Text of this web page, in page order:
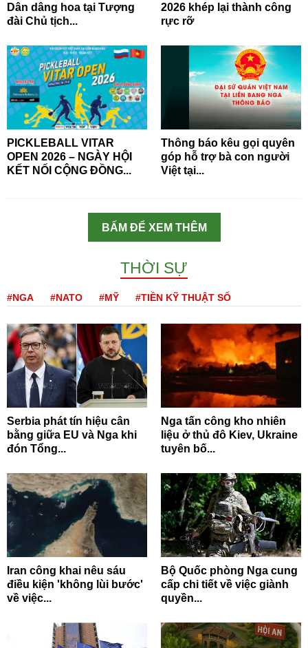
Dân dâng hoa tại Tượng
đài Chủ tịch...
2026 khép lại thành công
rực rỡ
PICKLEBALL VITAR
OPEN 2026 – NGÀY HỘI
KẾT NỐI CỘNG ĐỒNG...
Thông báo kêu gọi quyên
góp hỗ trợ bà con người
Việt tại...
BẤM ĐỂ XEM THÊM
THỜI SỰ
#NGA #NATO #MỸ #TIỀN KỸ THUẬT SỐ
Serbia phát tín hiệu cân
bằng giữa EU và Nga khi
đón Tổng...
Nga tấn công kho nhiên
liệu ở thủ đô Kiev, Ukraine
tuyên bố...
Iran công khai nêu sáu
điều kiện 'không lùi bước'
về việc...
Bộ Quốc phòng Nga cung
cấp chi tiết về việc giành
quyền...